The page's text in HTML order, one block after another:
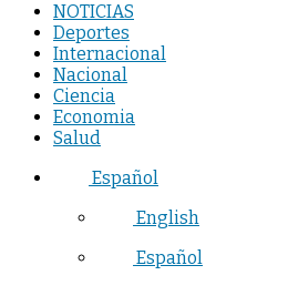
NOTICIAS
Deportes
Internacional
Nacional
Ciencia
Economia
Salud
Español
English
Español